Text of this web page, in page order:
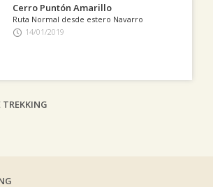
Cerro Puntón Amarillo
Ruta Normal desde estero Navarro
14/01/2019